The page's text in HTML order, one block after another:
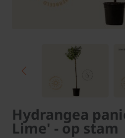
Hydrangea
Lime' - op stam